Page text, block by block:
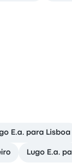
E.a. para Lisboa
Lugo E.a.